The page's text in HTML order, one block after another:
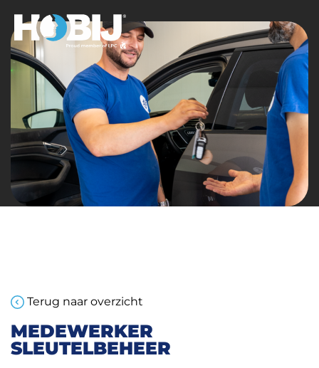
Terug naar overzicht
MEDEWERKER
SLEUTELBEHEER